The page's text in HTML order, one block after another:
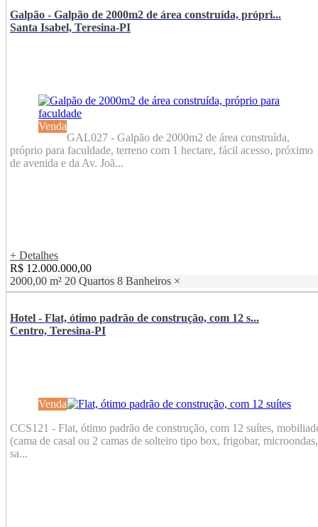
Galpão - Galpão de 2000m2 de área construída, própri...
Santa Isabel, Teresina-PI
Venda
GAL027 - Galpão de 2000m2 de área construída,
próprio para faculdade, terreno com 1 hectare, fácil acesso, próximo
de avenida e da Av. Joã...
+ Detalhes
R$ 12.000.000,00
2000,00 m² 20 Quartos 8 Banheiros ×
Hotel - Flat, ótimo padrão de construção, com 12 s...
Centro, Teresina-PI
Venda
CCS121 - Flat, ótimo padrão de construção, com 12 suítes,
(cama de casal ou 2 camas de solteiro tipo box, frigobar, microondas,
sa...